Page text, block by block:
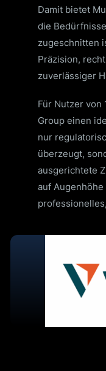
Damit bietet
die
zugeschnitten
Präzision,
zuverlässiger
Für Nutzer von
Group einen
nur
überzeugt,
ausgerichtete
auf